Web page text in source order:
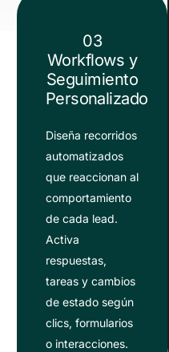
03
Workflows y
Seguimiento
Personalizado
Diseña recorridos
automatizados
que reaccionan al
comportamiento
de cada lead.
Activa
respuestas,
tareas y cambios
de estado según
clics, formularios
o interacciones.